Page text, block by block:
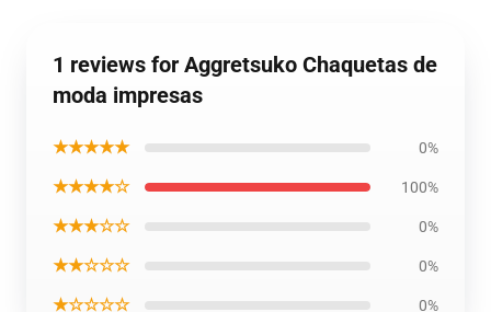
1 reviews for Aggretsuko Chaquetas de
moda impresas
★★★★★ 0%
★★★★☆ 100%
★★★☆☆ 0%
★★☆☆☆ 0%
★☆☆☆☆ 0%